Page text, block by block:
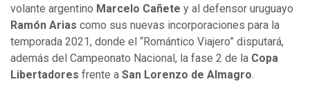
volante argentino Marcelo Cañete y al defensor uruguayo
Ramón Arias como sus nuevas incorporaciones para la
temporada 2021, donde el “Romántico Viajero” disputará,
además del Campeonato Nacional, la fase 2 de la Copa
Libertadores frente a San Lorenzo de Almagro.